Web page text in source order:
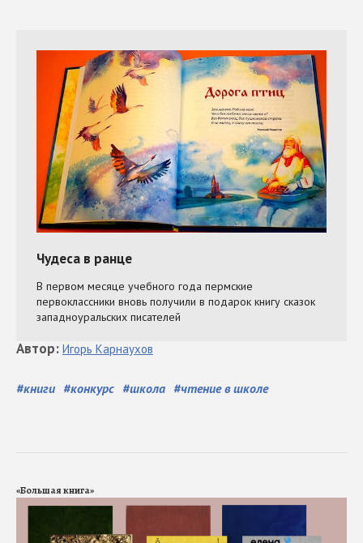
#книги #конкурс #школа #чтение в школе
Автор: Игорь Карнаухов
«Большая книга»